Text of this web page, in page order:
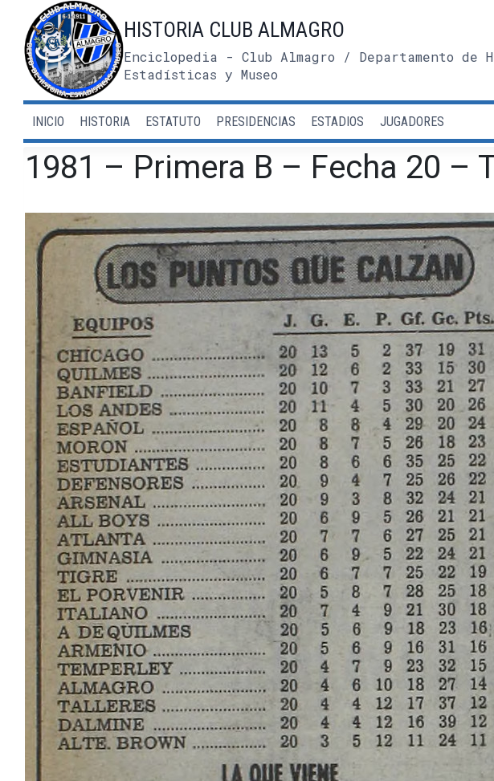
contenido
HISTORIA CLUB ALMAGRO
Enciclopedia - Club Almagro / Departamento de
Estadísticas y Museo
INICIO HISTORIA ESTATUTO PRESIDENCIAS ESTADIOS JUGADORES
1981 – Primera B – Fecha 20 –